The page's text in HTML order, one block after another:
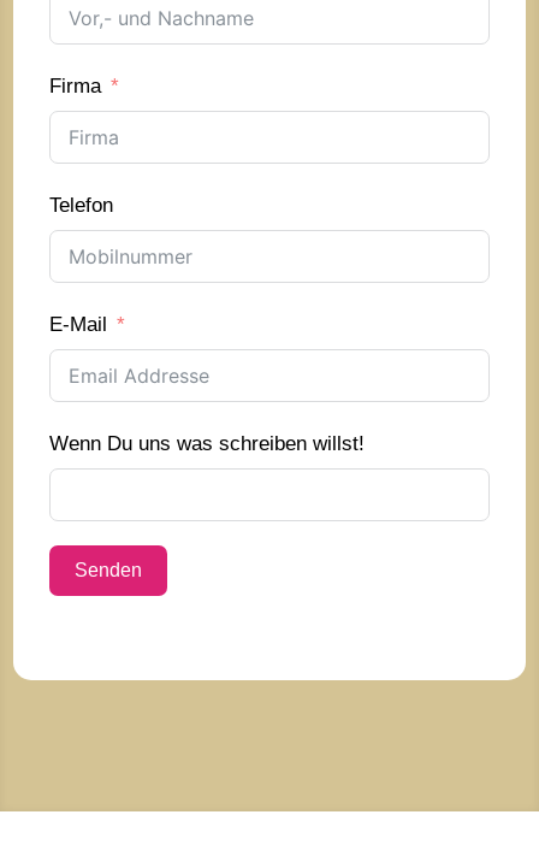
Firma
Telefon
E-Mail
Wenn Du uns was schreiben willst!
Senden